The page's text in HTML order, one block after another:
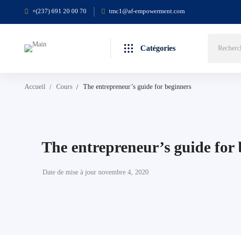
+(237) 691 20 00 70 tmc1@af-empowerment.com
Catégories
Accueil Cours The entrepreneur’s guide for beginners
The entrepreneur’s guide for
Date de mise à jour novembre 4, 2020